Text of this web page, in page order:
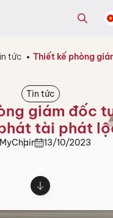
phẩm
Tìm
tức
Tin tức
giám đốc
tài phát
MyChair 13/10/2023